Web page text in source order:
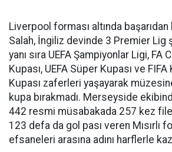
Liverpool forması altında başarıdan
Salah, İngiliz devinde 3 Premier Lig
yanı sıra UEFA Şampiyonlar Ligi, FA
Kupası, UEFA Süper Kupası ve
Kupası zaferleri yaşayarak
kupa bırakmadı. Merseyside
442 resmi müsabakada 257 kez
123 defa da gol pası veren Mısırlı
efsaneleri arasına adını harflerle